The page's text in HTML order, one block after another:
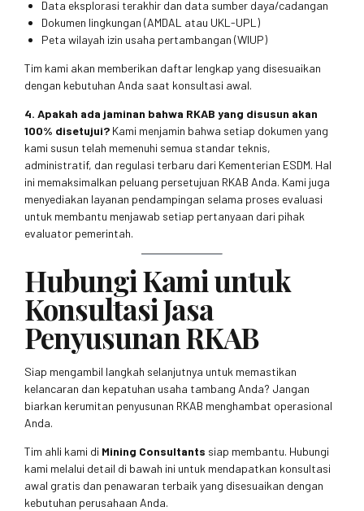
Data eksplorasi terakhir dan data sumber daya/cadangan
Dokumen lingkungan (AMDAL atau UKL-UPL)
Peta wilayah izin usaha pertambangan (WIUP)
Tim kami akan memberikan daftar lengkap yang disesuaikan
dengan kebutuhan Anda saat konsultasi awal.
4. Apakah ada jaminan bahwa RKAB yang disusun akan
100% disetujui? Kami menjamin bahwa setiap dokumen yang
kami susun telah memenuhi semua standar teknis,
administratif, dan regulasi terbaru dari Kementerian ESDM. Hal
ini memaksimalkan peluang persetujuan RKAB Anda. Kami juga
menyediakan layanan pendampingan selama proses evaluasi
untuk membantu menjawab setiap pertanyaan dari pihak
evaluator pemerintah.
Hubungi Kami untuk
Konsultasi Jasa
Penyusunan RKAB
Siap mengambil langkah selanjutnya untuk memastikan
kelancaran dan kepatuhan usaha tambang Anda? Jangan
biarkan kerumitan penyusunan RKAB menghambat operasional
Anda.
Tim ahli kami di Mining Consultants siap membantu. Hubungi
kami melalui detail di bawah ini untuk mendapatkan konsultasi
awal gratis dan penawaran terbaik yang disesuaikan dengan
kebutuhan perusahaan Anda.